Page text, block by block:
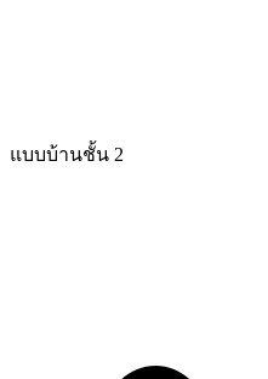
แบบบ้านชั้น 2